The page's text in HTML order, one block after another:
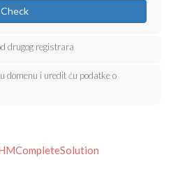
Check
drugog registrara
domenu i uredit ću podatke o